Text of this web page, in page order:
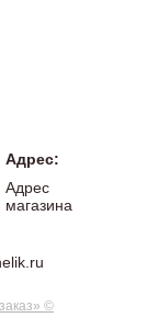
Адрес:
Адрес
магазина
©